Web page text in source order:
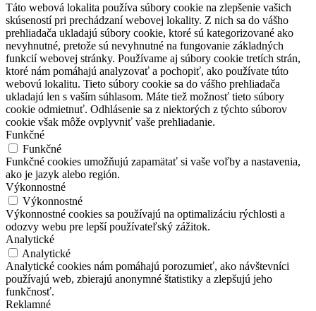
Táto webová lokalita používa súbory cookie na zlepšenie vašich
skúseností pri prechádzaní webovej lokality. Z nich sa do vášho
prehliadača ukladajú súbory cookie, ktoré sú kategorizované ako
nevyhnutné, pretože sú nevyhnutné na fungovanie základných
funkcií webovej stránky. Používame aj súbory cookie tretích strán,
ktoré nám pomáhajú analyzovať a pochopiť, ako používate túto
webovú lokalitu. Tieto súbory cookie sa do vášho prehliadača
ukladajú len s vaším súhlasom. Máte tiež možnosť tieto súbory
cookie odmietnuť. Odhlásenie sa z niektorých z týchto súborov
cookie však môže ovplyvniť vaše prehliadanie.
Funkčné
Funkčné
Funkčné cookies umožňujú zapamätať si vaše voľby a nastavenia,
ako je jazyk alebo región.
Výkonnostné
Výkonnostné
Výkonnostné cookies sa používajú na optimalizáciu rýchlosti a
odozvy webu pre lepší používateľský zážitok.
Analytické
Analytické
Analytické cookies nám pomáhajú porozumieť, ako návštevníci
používajú web, zbierajú anonymné štatistiky a zlepšujú jeho
funkčnosť.
Reklamné